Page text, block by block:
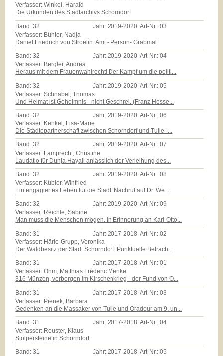
Verfasser: Winkel, Harald
Die Urkunden des Stadtarchivs Schorndorf
Band:32 Jahr: 2019-2020 Art-Nr.:03
Verfasser: Bühler, Nadja
Daniel Friedrich von Stroelin. Amt - Person- Grabmal
Band:32 Jahr:2019-2020 Art-Nr.:04
Verfasser: Bergler, Andrea
Heraus mit dem Frauenwahlrecht! Der Kampf um die politi...
Band:32 Jahr: 2019-2020 Art-Nr.:05
Verfasser: Schnabel, Thomas
Und Heimat ist Geheimnis - nicht Geschrei. (Franz Hesse...
Band:32 Jahr:2019-2020 Art-Nr.:06
Verfasser: Kenkel, Lisa-Marie
Die Städtepartnerschaft zwischen Schorndorf und Tulle -...
Band:32 Jahr:2019-2020 Art-Nr.:07
Verfasser: Lamprecht, Christine
Laudatio für Dunja Hayali anlässlich der Verleihung des...
Band:32 Jahr:2019-2020 Art-Nr.:08
Verfasser: Kübler, Winfried
Ein engagiertes Leben für die Stadt. Nachruf auf Dr. We...
Band:32 Jahr:2019-2020 Art-Nr.:09
Verfasser: Reichle, Sabine
Man muss die Menschen mögen. In Erinnerung an Karl-Otto...
Band:31 Jahr: 2017-2018 Art-Nr.:02
Verfasser: Härle-Grupp, Veronika
Der Waldbesitz der Stadt Schorndorf. Punktuelle Betrach...
Band:31 Jahr:2017-2018 Art-Nr.:01
Verfasser: Ohm, Matthias Frederic Menke
316 Münzen, verborgen im Kirschenkrieg - der Fund von O...
Band:31 Jahr: 2017-2018 Art-Nr.:03
Verfasser: Pienek, Barbara
Gedenken an die Massaker von Tulle und Oradour am 9. un...
Band:31 Jahr:2017-2018 Art-Nr.:04
Verfasser: Reuster, Klaus
Stolpersteine in Schorndorf
Band:31 Jahr:2017-2018 Art-Nr.:05